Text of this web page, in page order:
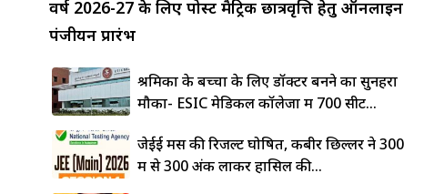
वर्ष 2026-27 के लिए पोस्ट मैट्रिक छात्रवृत्ति हेतु ऑनलाइन
पंजीयन प्रारंभ
श्रमिकों के बच्चों के लिए डॉक्टर बनने का सुनहरा
मौका- ESIC मेडिकल कॉलेजों में 700 सीटें...
जेईई मेंस की रिजल्ट घोषित, कबीर छिल्लर ने 300
में से 300 अंक लाकर हासिल की...